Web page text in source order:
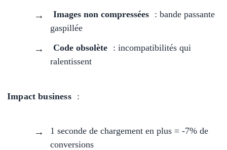
Images non compressées : bande passante
gaspillée
Code obsolète : incompatibilités qui
ralentissent
Impact business :
1 seconde de chargement en plus = -7% de
conversions